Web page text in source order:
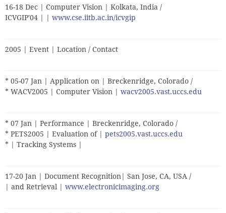
16-18 Dec | Computer Vision | Kolkata, India /
ICVGIP'04 | | www.cse.iitb.ac.in/icvgip
2005 | Event | Location / Contact
* 05-07 Jan | Application on | Breckenridge, Colorado /
* WACV2005 | Computer Vision | wacv2005.vast.uccs.edu
* 07 Jan | Performance | Breckenridge, Colorado /
* PETS2005 | Evaluation of | pets2005.vast.uccs.edu
* | Tracking Systems |
17-20 Jan | Document Recognition| San Jose, CA, USA /
| and Retrieval | www.electronicimaging.org